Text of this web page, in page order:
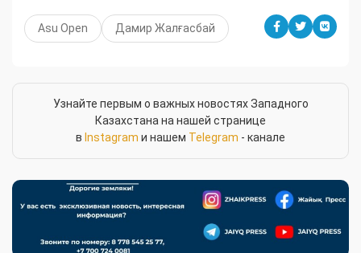
Asu Open Дамир Жалғасбай
Узнайте первым о важных новостях Западного
Казахстана на нашей странице
в Instagram и нашем Telegram - канале